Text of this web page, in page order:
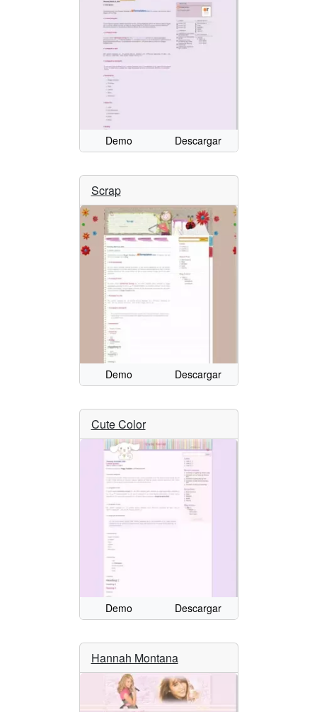
Demo Descargar
Scrap
Demo Descargar
Cute Color
Demo Descargar
Hannah Montana